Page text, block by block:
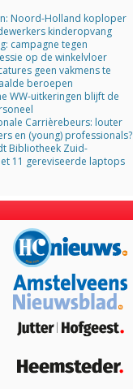
Noord-Holland koploper
kinderopvang
campagne tegen
op de winkelvloer
geen vakmens te
beroepen
WW-uitkeringen blijft de
Carrièrebeurs: louter
en (young) professionals?
Bibliotheek Zuid-
11 gereviseerde laptops